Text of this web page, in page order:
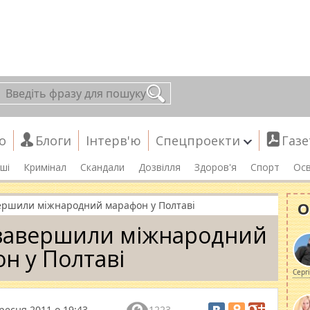
Блоги Інтерв'ю Спецпроекти
Кримінал Скандали Дозвілля Здоров'я Спорт
міжнародний марафон у Полтаві
міжнародний
у Полтаві